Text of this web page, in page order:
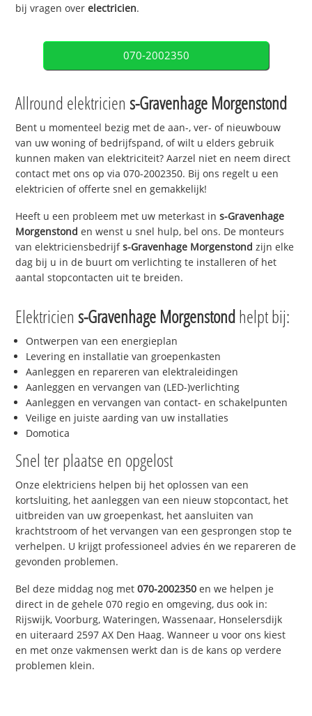
bij vragen overelectricien.
070-2002350
Allround elektricien s-Gravenhage Morgenstond
Bent u momenteel bezig met de aan-, ver- of nieuwbouw
van uw woning of bedrijfspand, of wilt u elders gebruik
kunnen maken van elektriciteit? Aarzel niet en neem direct
contact met ons op via 070-2002350. Bij ons regelt u een
elektricien of offerte snel en gemakkelijk!
Heeft u een probleem met uw meterkast ins-Gravenhage
Morgenstond en wenst u snel hulp, bel ons. De monteurs
van elektriciensbedrijfs-Gravenhage Morgenstond zijn elke
dag bij u in de buurt om verlichting te installeren of het
aantal stopcontacten uit te breiden.
Elektricien s-Gravenhage Morgenstondhelpt bij:
Ontwerpen van een energieplan
Levering en installatie van groepenkasten
Aanleggen en repareren van elektraleidingen
Aanleggen en vervangen van (LED-)verlichting
Aanleggen en vervangen van contact- en schakelpunten
Veilige en juiste aarding van uw installaties
Domotica
Snel ter plaatse en opgelost
Onze elektriciens helpen bij het oplossen van een
kortsluiting, het aanleggen van een nieuw stopcontact, het
uitbreiden van uw groepenkast, het aansluiten van
krachtstroom of het vervangen van een gesprongen stop te
verhelpen. U krijgt professioneel advies én we repareren de
gevonden problemen.
Bel deze middag nog met070-2002350 en we helpen je
direct in de gehele 070 regio en omgeving, dus ook in:
Rijswijk, Voorburg, Wateringen, Wassenaar, Honselersdijk
en uiteraard 2597 AX Den Haag. Wanneer u voor ons kiest
en met onze vakmensen werkt dan is de kans op verdere
problemen klein.